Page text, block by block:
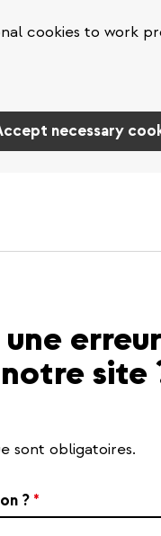
cookies to work
necessary
site
sont obligatoires.
? *